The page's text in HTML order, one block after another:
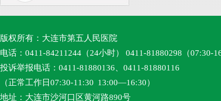
版权所有：大连市第五人民医院
电话：0411-84211244（24小时） 0411-81880298（07:30-
投诉举报电话：0411-81880136、0411-81880116
（正常工作日07:30-11:30 13:00—16:30）
地址：大连市沙河口区黄河路890号